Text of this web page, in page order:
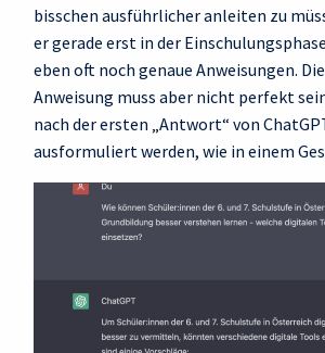
bisschen ausführlicher anleiten zu
er gerade erst in der
eben oft noch genaue Anweisungen.
Anweisung muss aber nicht perfekt
nach der ersten „Antwort“ von
ausformuliert werden, wie in einem